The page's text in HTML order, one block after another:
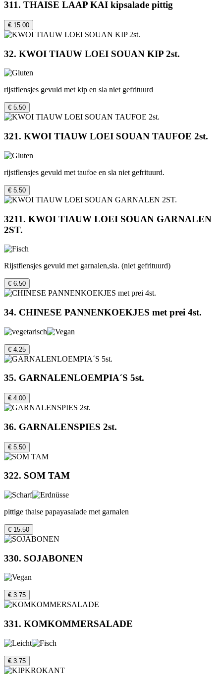
311. THAISE LAAP KAI kipsalade pittig
€ 15.00
32. KWOI TIAUW LOEI SOUAN KIP 2st.
rijstflensjes gevuld met kip en sla niet gefrituurd
€ 5.50
321. KWOI TIAUW LOEI SOUAN TAUFOE 2st.
rijstflensjes gevuld met taufoe en sla niet gefrituurd.
€ 5.50
3211. KWOI TIAUW LOEI SOUAN GARNALEN
2ST.
Rijstflensjes gevuld met garnalen,sla. (niet gefrituurd)
€ 6.50
34. CHINESE PANNENKOEKJES met prei 4st.
€ 4.25
35. GARNALENLOEMPIA´S 5st.
€ 4.00
36. GARNALENSPIES 2st.
€ 5.50
322. SOM TAM
pittige thaise papayasalade met garnalen
€ 15.50
330. SOJABONEN
€ 3.75
331. KOMKOMMERSALADE
€ 3.75